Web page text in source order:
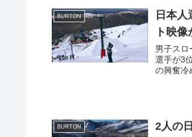
BURTON
日本
ト映
男子スロ
選手が3
の興奮冷
BURTON 2人の